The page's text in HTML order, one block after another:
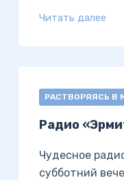
Читать далее
РАСТВОРЯЯСЬ В
Радио
Чудесное
субботний